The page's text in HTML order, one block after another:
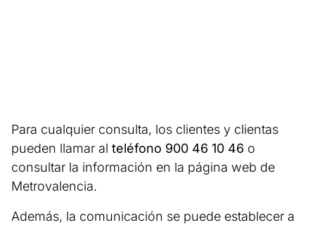
Para cualquier consulta, los clientes y clientas
pueden llamar al teléfono 900 46 10 46 o
consultar la información en la página web de
Metrovalencia.
Además, la comunicación se puede establecer a